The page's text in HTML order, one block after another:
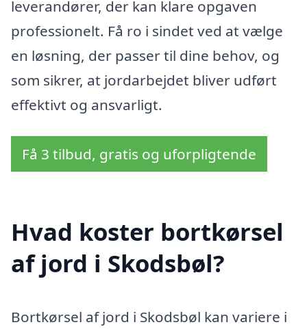
leverandører, der kan klare opgaven
professionelt. Få ro i sindet ved at vælge
en løsning, der passer til dine behov, og
som sikrer, at jordarbejdet bliver udført
effektivt og ansvarligt.
Få 3 tilbud, gratis og uforpligtende
Hvad koster bortkørsel
af jord i Skodsbøl?
Bortkørsel af jord i Skodsbøl kan variere i